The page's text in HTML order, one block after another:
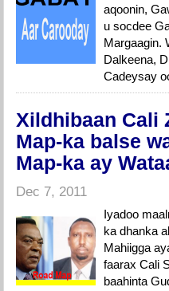
aqoonin,
u socdee
Margaagin.
Dalkeena,
Cadeysay
Xildhibaan Cali
Map-ka balse
Map-ka ay
Dec 7, 2011
Iyadoo
ka dhanka
Mahiigga
faarax Cali
baahinta